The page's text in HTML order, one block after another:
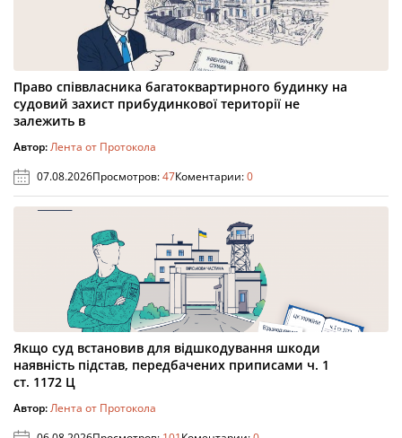
Право співвласника багатоквартирного будинку на
судовий захист прибудинкової території не
залежить в
Автор:Лента от Протокола
07.08.2026Просмотров:47Коментарии:0
Якщо суд встановив для відшкодування шкоди
наявність підстав, передбачених приписами ч. 1
ст. 1172 Ц
Автор:Лента от Протокола